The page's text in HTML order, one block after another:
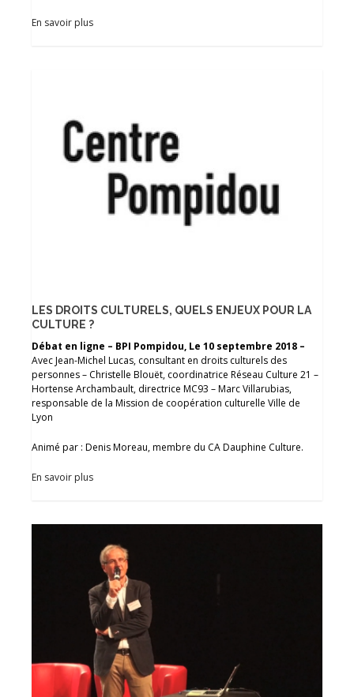
En savoir plus
LES DROITS CULTURELS, QUELS ENJEUX POUR LA
CULTURE ?
Débat en ligne – BPI Pompidou, Le 10 septembre 2018 –
Avec Jean-Michel Lucas, consultant en droits culturels des
personnes – Christelle Blouët, coordinatrice Réseau Culture 21 –
Hortense Archambault, directrice MC93 – Marc Villarubias,
responsable de la Mission de coopération culturelle Ville de
Lyon
Animé par : Denis Moreau, membre du CA Dauphine Culture.
En savoir plus